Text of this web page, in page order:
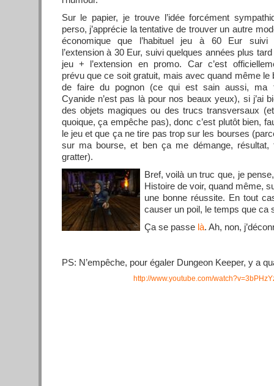
Sur le papier, je trouve l’idée forcément
perso, j’apprécie la tentative de trouver un autre
économique que l’habituel jeu à 60 Eur suivi
l’extension à 30 Eur, suivi quelques années plus
jeu + l’extension en promo. Car c’est
prévu que ce soit gratuit, mais avec quand même le
de faire du pognon (ce qui est sain aussi, ma
Cyanide n’est pas là pour nos beaux yeux), si j’ai
des objets magiques ou des trucs transversaux
quoique, ça empêche pas), donc c’est plutôt bien,
le jeu et que ça ne tire pas trop sur les bourses
sur ma bourse, et ben ça me démange,
gratter).
Bref, voilà un truc que, je
Histoire de voir, quand même,
une bonne réussite. En tout
causer un poil, le temps que ca
Ça se passe là. Ah, non,
PS: N’empêche, pour égaler Dungeon Keeper, y a
http://www.youtube.com/